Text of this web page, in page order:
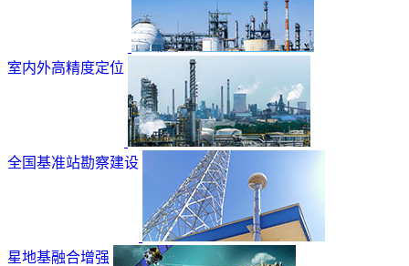
室内外高精度定位
全国基准站勘察建设
星地基融合增强